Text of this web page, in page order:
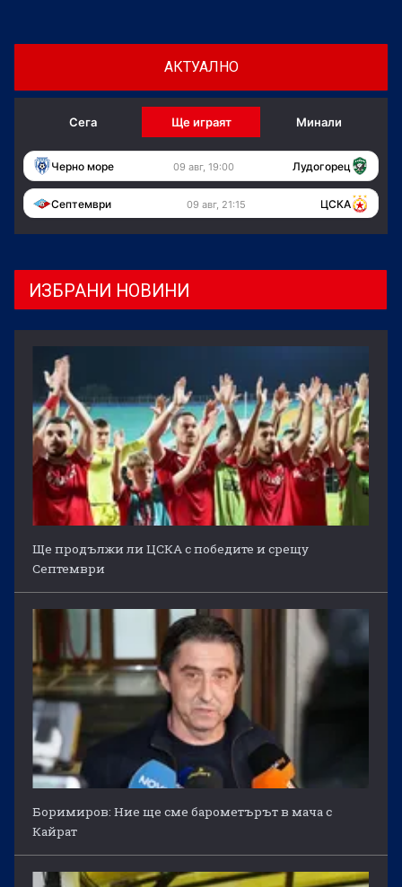
АКТУАЛНО
Сега Ще играят Минали
Черно море 09 авг, 19:00 Лудогорец
Септември 09 авг, 21:15 ЦСКА
ИЗБРАНИ НОВИНИ
Ще продължи ли ЦСКА с победите и срещу
Септември
Боримиров: Ние ще сме барометърът в мача с
Кайрат